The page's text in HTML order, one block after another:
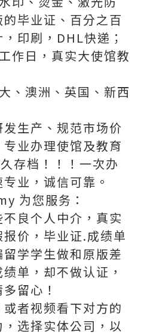
毕业证、百分之百
印刷，DHL快递；
作日，真实大使馆教
、澳洲、英国、新西
发生产、规范市场价
业办理使馆及教育
存档！！！一次办
业，诚信可靠。
为您服务：
良个人中介，真实
价，毕业证.成绩单
学学生做和原版差
单，却不做认证，
留心！
者视频看下对方的
选择实体公司，以